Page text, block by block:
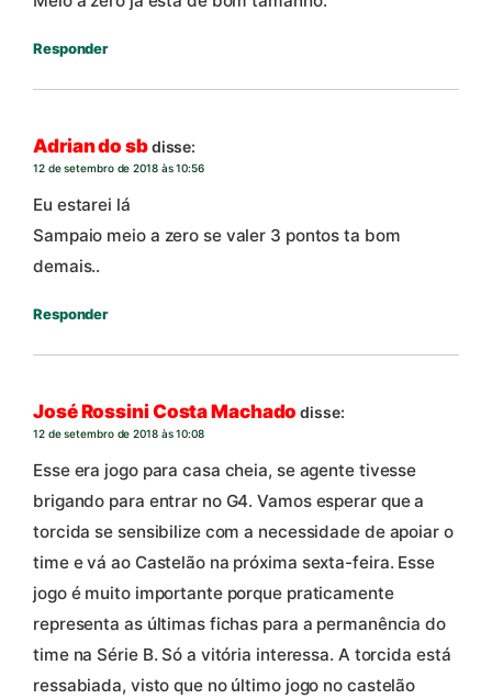
Responder
Adrian do sbdisse:
12 de setembro de 2018 às 10:56
Eu estarei lá
Sampaio meio a zero se valer 3 pontos ta bom
demais..
Responder
José Rossini Costa Machado disse:
12 de setembro de 2018 às 10:08
Esse era jogo para casa cheia, se agente tivesse
brigando para entrar no G4. Vamos esperar que a
torcida se sensibilize com a necessidade de apoiar o
time e vá ao Castelão na próxima sexta-feira. Esse
jogo é muito importante porque praticamente
representa as últimas fichas para a permanência do
time na Série B. Só a vitória interessa. A torcida está
ressabiada, visto que no último jogo no castelão